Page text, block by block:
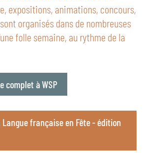
expositions, animations, concours,
organisés dans de nombreuses
folle semaine, au rythme de la
complet à WSP
Langue française en Fête - édition